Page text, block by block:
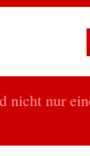
nicht nur